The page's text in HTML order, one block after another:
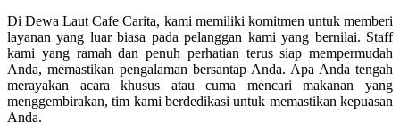
Di Dewa Laut Cafe Carita, kami memiliki komitmen untuk memberi
layanan yang luar biasa pada pelanggan kami yang bernilai. Staff
kami yang ramah dan penuh perhatian terus siap mempermudah
Anda, memastikan pengalaman bersantap Anda. Apa Anda tengah
merayakan acara khusus atau cuma mencari makanan yang
menggembirakan, tim kami berdedikasi untuk memastikan kepuasan
Anda.